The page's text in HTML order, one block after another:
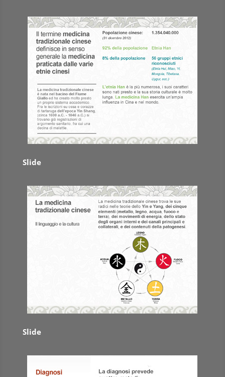
Slide
Slide